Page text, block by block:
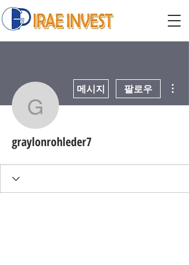
graylonrohleder7
메시지 팔로우
graylonrohleder7